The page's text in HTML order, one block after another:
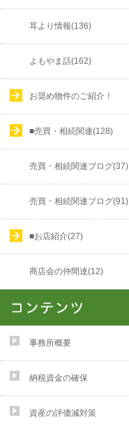
耳より情報(136)
よもやま話(162)
お奨め物件のご紹介！
■売買・相続関連(128)
売買・相続関連ブログ(37)
売買・相続関連ブログ(91)
■お店紹介(27)
商店会の仲間達(12)
事務所概要
納税資金の確保
資産の評価減対策